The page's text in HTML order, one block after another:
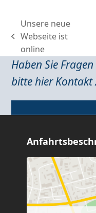
previous
post:
Unsere neue
Webseite ist
online
Haben Sie
bitte hier Kontakt